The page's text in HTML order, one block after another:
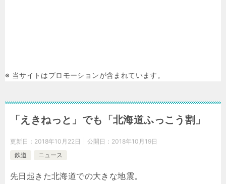
※ 当サイトはプロモーションが含まれています。
「えきねっと」でも「北海道ふっこう割」
更新日： 2018年10月22日 公開日： 2018年10月19日
鉄道
ニュース
先日起きた北海道での大きな地震。